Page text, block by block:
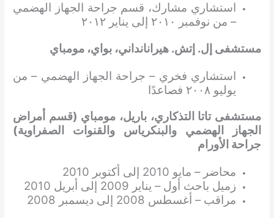
استشاري مشارك، قسم جراحة الجهاز الهضمي
– من نوفمبر ٢٠١٠ إلى يناير ٢٠١٢
مستشفى إل. إتش. هيرانانداني، بواي، مومباي
استشاري فخري – جراحة الجهاز الهضمي – من
يوليو ٢٠٠٨ فصاعدًا
مستشفى تاتا التذكاري، باريل، مومباي (قسم أمراض
الجهاز الهضمي والبنكرياس والقنوات الصفراوية)
جراحة الأورام
محاضر – مايو 2010 إلى أكتوبر 2010
زميل باحث أول – يناير 2009 إلى أبريل 2010
مراقب – أغسطس 2008 إلى ديسمبر 2008